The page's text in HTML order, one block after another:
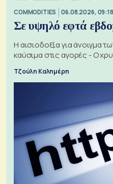
COMMODITIES 06.08.2026, 09:18
Σε υψηλό εφτά
Η αισιοδοξία για άνοιγμα
καύσιμα στις αγορές - Ο
Τζούλη Καλημέρη